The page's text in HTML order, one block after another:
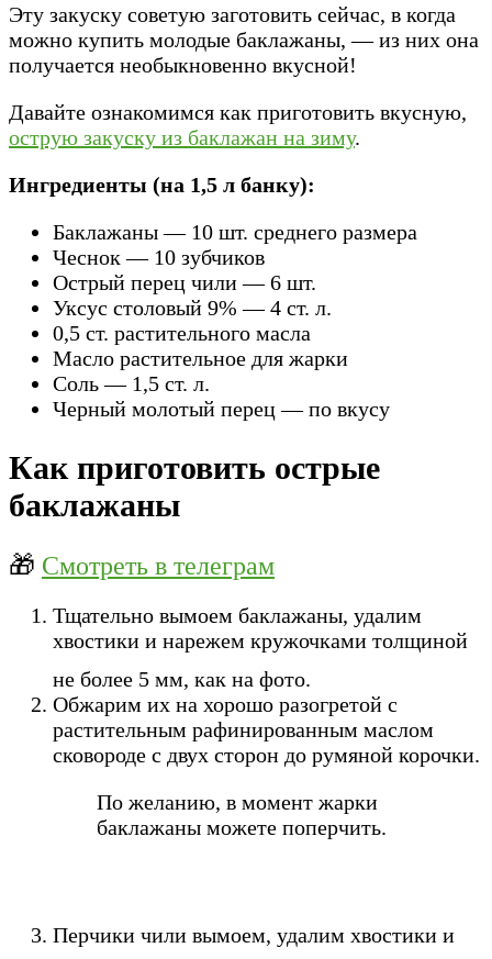
Эту закуску советую заготовить сейчас, в когда
можно купить молодые баклажаны, — из них она
получается необыкновенно вкусной!
Давайте ознакомимся как приготовить вкусную,
острую закуску из баклажан на зиму.
Ингредиенты (на 1,5 л банку):
Баклажаны — 10 шт. среднего размера
Чеснок — 10 зубчиков
Острый перец чили — 6 шт.
Уксус столовый 9% — 4 ст. л.
0,5 ст. растительного масла
Масло растительное для жарки
Соль — 1,5 ст. л.
Черный молотый перец — по вкусу
Как приготовить острые
баклажаны
🎁 Смотреть в телеграм
Тщательно вымоем баклажаны, удалим
хвостики и нарежем кружочками толщиной
не более 5 мм, как на фото.
Обжарим их на хорошо разогретой с
растительным рафинированным маслом
сковороде с двух сторон до румяной корочки.
По желанию, в момент жарки
баклажаны можете поперчить.
Перчики чили вымоем, удалим хвостики и